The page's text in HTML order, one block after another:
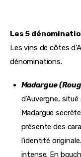
Les 5
Les vins de côtes
dénominations.
Madargue
d’Auvergne,
Madargue
présente des
l’identité
intense. En